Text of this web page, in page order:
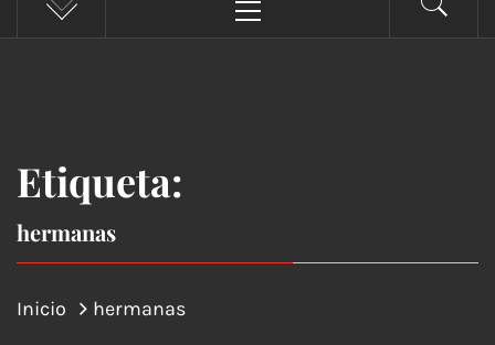
principal
Etiqueta:
hermanas
Inicio hermanas